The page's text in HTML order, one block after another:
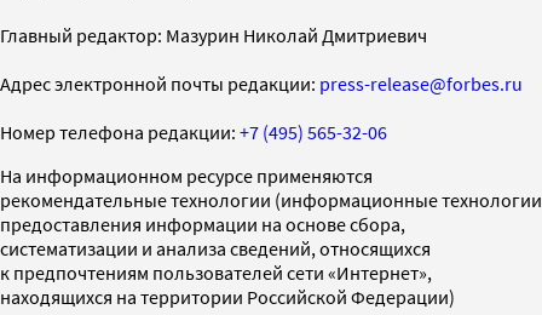
Главный редактор: Мазурин Николай Дмитриевич
Адрес электронной почты редакции: press-release@forbes.ru
Номер телефона редакции: +7 (495) 565-32-06
На информационном ресурсе применяются
рекомендательные технологии (информационные технологии
предоставления информации на основе сбора,
систематизации и анализа сведений, относящихся
к предпочтениям пользователей сети «Интернет»,
находящихся на территории Российской Федерации)